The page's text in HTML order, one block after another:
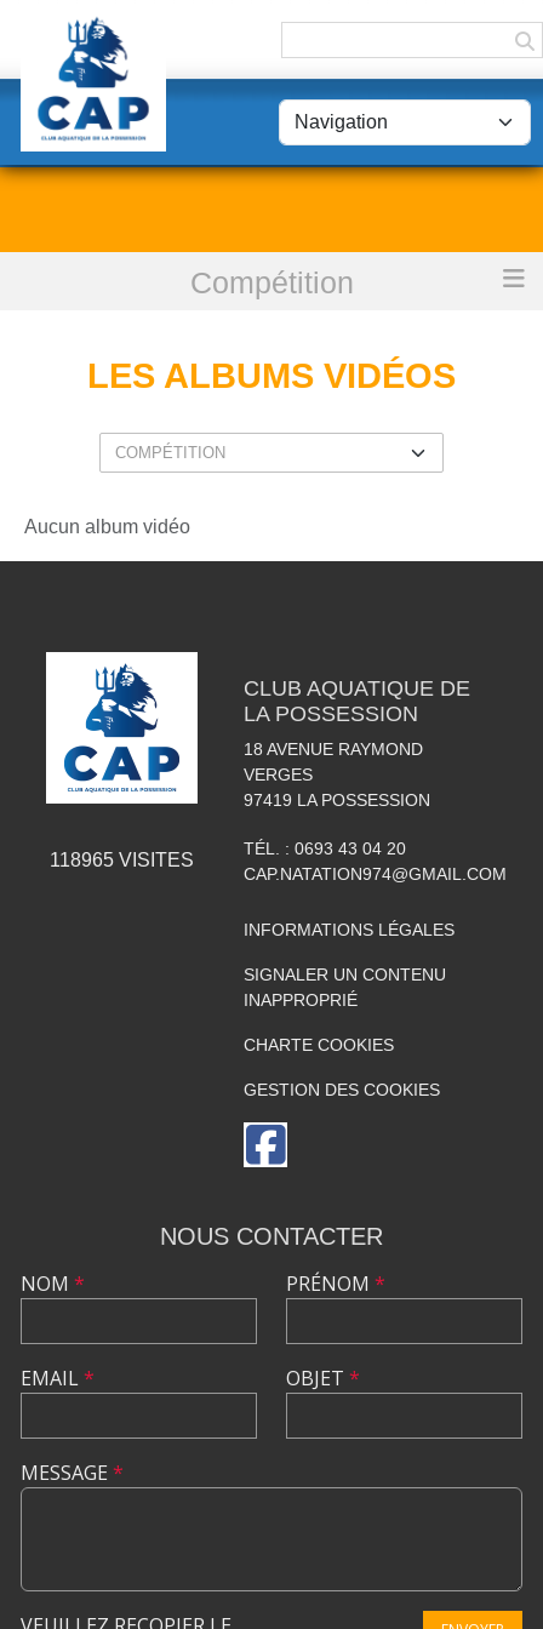
Compétition
Les albums vidéos
LES ALBUMS VIDÉOS
Aucun album vidéo
118965VISITES
CLUB AQUATIQUE DE
LA POSSESSION
18 AVENUE RAYMOND
VERGES
97419 LA POSSESSION
TÉL. : 0693 43 04 20
CAP.NATATION974@GMAIL.COM
INFORMATIONS LÉGALES
SIGNALER UN CONTENU
INAPPROPRIÉ
CHARTE COOKIES
GESTION DES COOKIES
NOUS CONTACTER
NOM *
EMAIL*
PRÉNOM *
OBJET *
MESSAGE *
Panneau de gestion des cookies